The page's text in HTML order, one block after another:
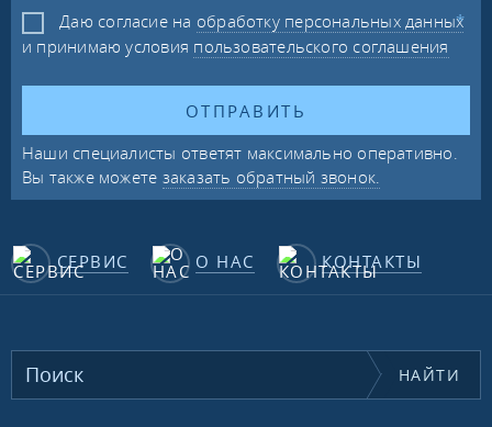
Даю согласие на обработку персональных данных
и принимаю условия пользовательского соглашения
ОТПРАВИТЬ
Наши специалисты ответят максимально оперативно.
Вы также можете заказать обратный звонок.
СЕРВИС О НАС КОНТАКТЫ
НАЙТИ